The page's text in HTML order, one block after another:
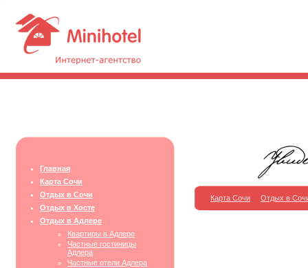
Главная
Карта Сочи
Отдых в Сочи
Отдых в Хосте
Отдых в Адлере
Квартиры в Адлере
Частные гостиницы
Адлера
Частные отели Адлера
Карта Сочи Отдых в